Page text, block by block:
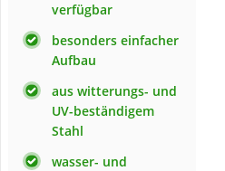
verfügbar
besonders einfacher
Aufbau
aus witterungs- und
UV-beständigem
Stahl
wasser- und